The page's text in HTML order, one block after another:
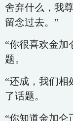
舍弃什么，我
留念过去。”
“你很喜欢金加
题。
“还成，我们相
了话题。
“你知道金加仑